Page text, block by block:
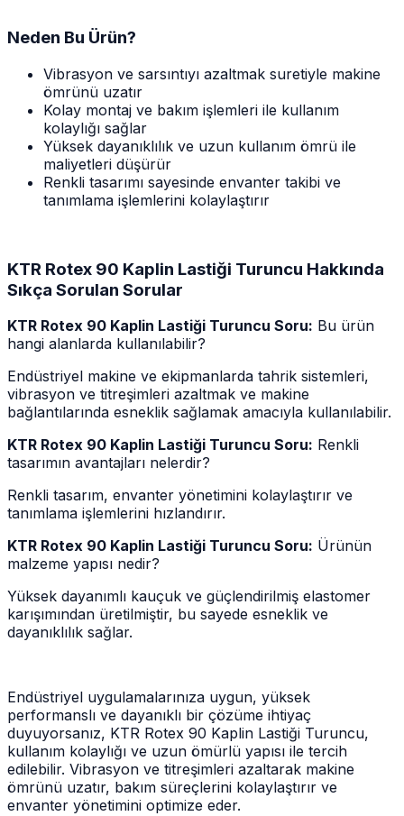
Neden Bu Ürün?
Vibrasyon ve sarsıntıyı azaltmak suretiyle makine
ömrünü uzatır
Kolay montaj ve bakım işlemleri ile kullanım
kolaylığı sağlar
Yüksek dayanıklılık ve uzun kullanım ömrü ile
maliyetleri düşürür
Renkli tasarımı sayesinde envanter takibi ve
tanımlama işlemlerini kolaylaştırır
KTR Rotex 90 Kaplin Lastiği Turuncu Hakkında
Sıkça Sorulan Sorular
KTR Rotex 90 Kaplin Lastiği Turuncu Soru: Bu ürün
hangi alanlarda kullanılabilir?
Endüstriyel makine ve ekipmanlarda tahrik sistemleri,
vibrasyon ve titreşimleri azaltmak ve makine
bağlantılarında esneklik sağlamak amacıyla kullanılabilir.
KTR Rotex 90 Kaplin Lastiği Turuncu Soru: Renkli
tasarımın avantajları nelerdir?
Renkli tasarım, envanter yönetimini kolaylaştırır ve
tanımlama işlemlerini hızlandırır.
KTR Rotex 90 Kaplin Lastiği Turuncu Soru: Ürünün
malzeme yapısı nedir?
Yüksek dayanımlı kauçuk ve güçlendirilmiş elastomer
karışımından üretilmiştir, bu sayede esneklik ve
dayanıklılık sağlar.
Endüstriyel uygulamalarınıza uygun, yüksek
performanslı ve dayanıklı bir çözüme ihtiyaç
duyuyorsanız, KTR Rotex 90 Kaplin Lastiği Turuncu,
kullanım kolaylığı ve uzun ömürlü yapısı ile tercih
edilebilir. Vibrasyon ve titreşimleri azaltarak makine
ömrünü uzatır, bakım süreçlerini kolaylaştırır ve
envanter yönetimini optimize eder.